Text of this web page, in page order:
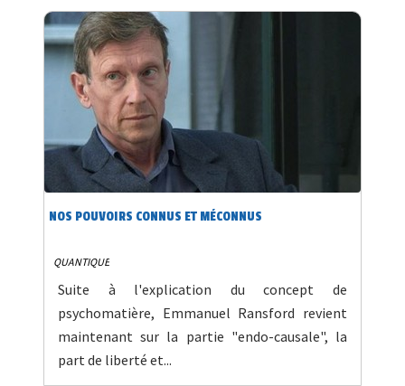
NOS POUVOIRS CONNUS ET MÉCONNUS
QUANTIQUE
Suite à l'explication du concept de
psychomatière, Emmanuel Ransford revient
maintenant sur la partie "endo-causale", la
part de liberté et...